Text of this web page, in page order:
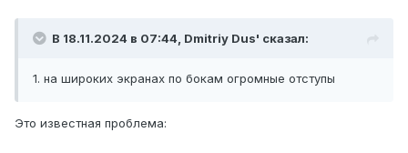
В 18.11.2024 в 07:44, Dmitriy Dus' сказал:
1. на широких экранах по бокам огромные отступы
Это известная проблема: